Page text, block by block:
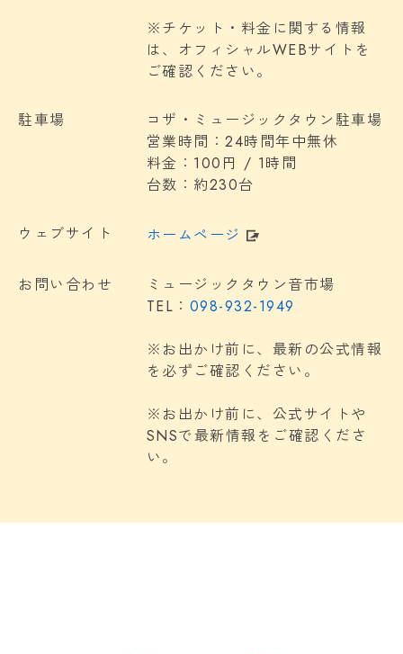
※チケット・料金に関する情報
は、オフィシャルWEBサイトを
ご確認ください。
駐車場
コザ・ミュージックタウン駐車場
営業時間：24時間年中無休
料金：100円 / 1時間
台数：約230台
ウェブサイト ホームページ
お問い合わせ
ミュージックタウン音市場
TEL： 098-932-1949
※お出かけ前に、最新の公式情報
を必ずご確認ください。
※お出かけ前に、公式サイトや
SNSで最新情報をご確認くださ
い。